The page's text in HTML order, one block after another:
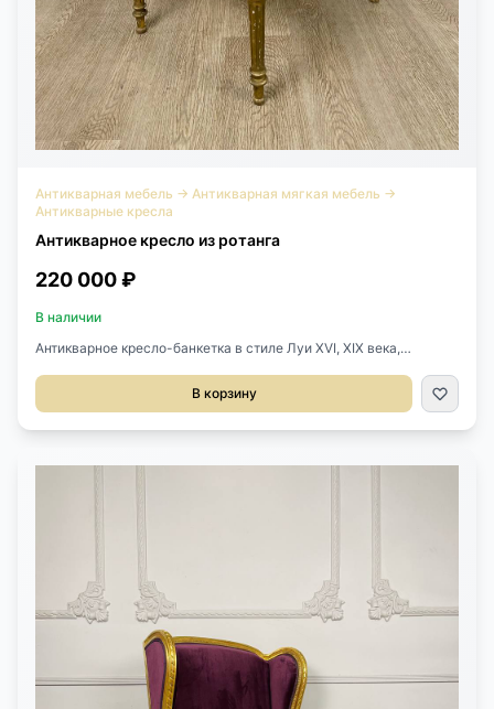
Антикварная мебель → Антикварная мягкая мебель →
Антикварные кресла
Антикварное кресло из ротанга
220 000 ₽
В наличии
Антикварное кресло-банкетка в стиле Луи XVI, XIX века,
см.Высота сиденья от пола 36 см.
В корзину